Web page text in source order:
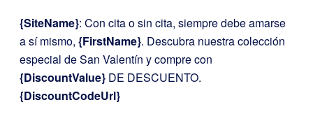
{SiteName}: Con cita o sin cita, siempre debe amarse
a sí mismo, {FirstName}. Descubra nuestra colección
especial de San Valentín y compre con
{DiscountValue} DE DESCUENTO.
{DiscountCodeUrl}